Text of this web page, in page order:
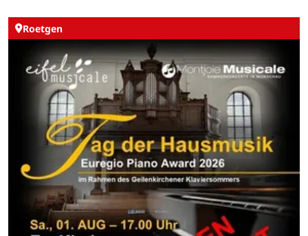
Roetgen